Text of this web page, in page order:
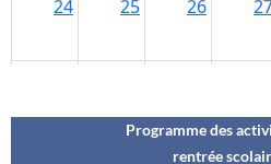
Programme des
rentrée